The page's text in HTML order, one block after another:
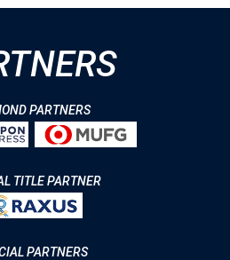
PARTNERS
TITLE PARTNER
PARTNERS